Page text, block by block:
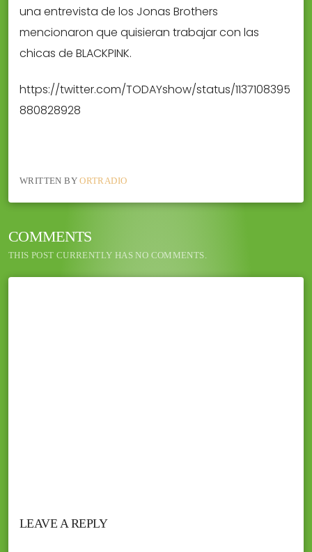
una entrevista de los Jonas Brothers
mencionaron que quisieran trabajar con las
chicas de BLACKPINK.
https://twitter.com/TODAYshow/status/1137108395
880828928
WRITTEN BYORTRADIO
COMMENTS
THIS POST CURRENTLY HAS NO COMMENTS.
LEAVE A REPLY